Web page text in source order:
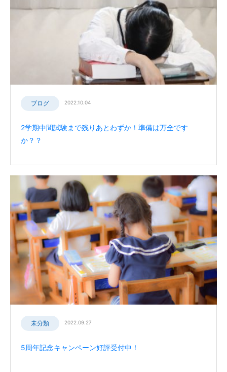
ブログ 2022.10.04
2学期中間試験まで残りあとわずか！準備は万全です
か？？
未分類 2022.09.27
5周年記念キャンペーン好評受付中！